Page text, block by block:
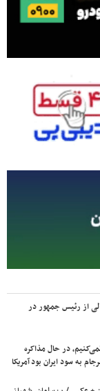
از رئیس جمهور در
در حال مذاکره
به سود ایران بود آمریکا